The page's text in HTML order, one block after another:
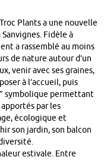
Plants a une nouvelle
Fidèle à
a rassemblé au moins
de nature autour d’un
venir avec ses graines,
à l’accueil, puis
symbolique permettant
par les
écologique et
son jardin, son balcon
estivale. Entre